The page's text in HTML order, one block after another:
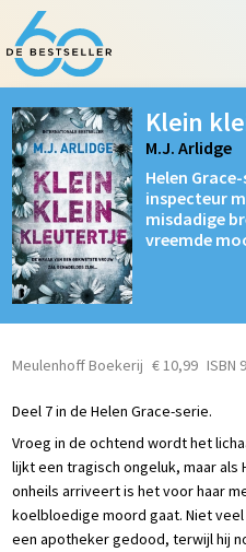
Klein
M.J. Arlidge
Helen
inspecteur
misdadige
vreemde
Meulenhoff Boekerij € 10,99 ISBN
Deel 7 in de Helen Grace-serie.
Vroeg in de ochtend wordt het
lijkt een tragisch ongeluk, maar als
onheils arriveert is het voor haar
koelbloedige moord gaat. Niet
een apotheker gedood, terwijl hij